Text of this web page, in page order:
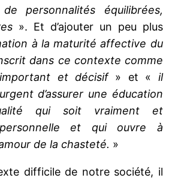
personnalités équilibrées,
». Et d’ajouter un peu plus
à la maturité affective du
dans ce contexte comme
et décisif » et « il
d’assurer une éducation
qui soit vraiment et
et qui ouvre à
de la chasteté. »
difficile de notre société, il